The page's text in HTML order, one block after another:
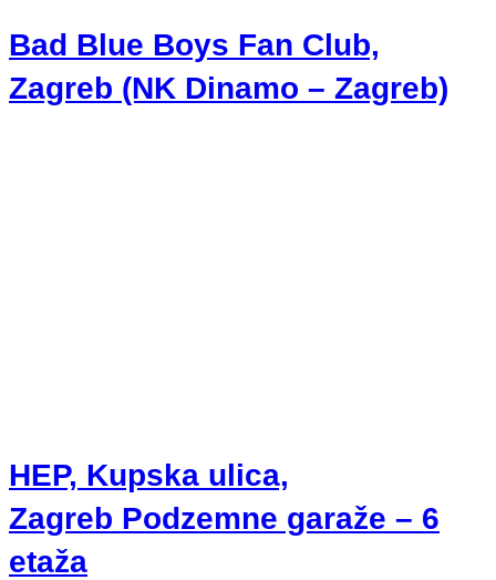
Bad Blue Boys Fan Club,
Zagreb (NK Dinamo – Zagreb)
HEP, Kupska ulica,
Zagreb Podzemne garaže – 6
etaža